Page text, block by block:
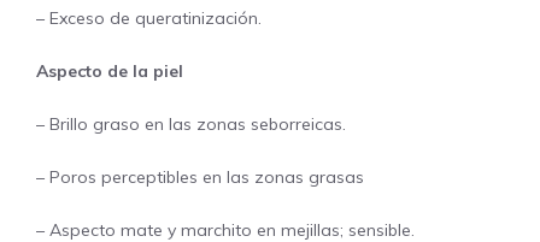
– Exceso de queratinización.
Aspecto de la piel
– Brillo graso en las zonas seborreicas.
– Poros perceptibles en las zonas grasas
– Aspecto mate y marchito en mejillas; sensible.